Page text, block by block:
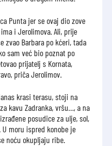
Punta jer se ovaj dio zove
i Jerolimova. Ali, prije
zvao Barbara po kćeri, tada
sam već bio poznat po
prijatelj s Kornata,
priča Jerolimov.
krasi terasu, stoji na
kavu Zadranka, vršu…, a na
posudice za ulje, sol,
moru ispred konobe je
noću okupljaju ribe.